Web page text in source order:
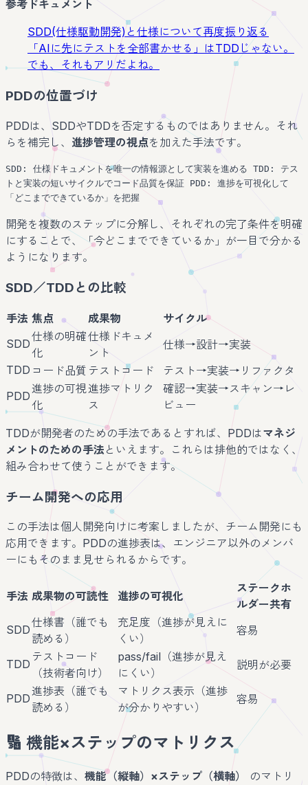
参考ドキュメント
SDD(仕様駆動開発)と仕様について再度振り返る
「AIに先にテストを全部書かせる」はTDDじゃない。
でも、それもアリだよね。
PDDの位置づけ
PDDは、SDDやTDDを否定するものではありません。それ
らを補完し、 進捗管理の視点を加えた手法です。
SDD: 仕様ドキュメントを唯一の情報源として実装を進める TDD: テス
トと実装の短いサイクルでコード品質を保証 PDD: 進捗を可視化して
「どこまでできているか」を把握
開発を複数のステップに分解し、それぞれの完了条件を明確
にすることで、「今どこまでできているか」が一目で分かる
ようになります。
SDD／TDDとの比較
手法 焦点 成果物
サイクル
SDD
仕様の明確
化
仕様ドキュメ
ント
仕様→設計→実装
TDD コード品質 テストコード
テスト→実装→リファクタ
PDD
進捗の可視
化
進捗マトリク
ス
確認→実装→スキャン→レ
ビュー
TDDが開発者のための手法であるとすれば、PDDはマネジ
メントのための手法 といえます。これらは排他的ではなく、
組み合わせて使うことができます。
チーム開発への応用
この手法は個人開発向けに考案しましたが、チーム開発にも
応用できます。PDDの進捗表は、エンジニア以外のメンバ
ーにもそのまま見せられるからです。
手法 成果物の可読性 進捗の可視化
ステークホ
ルダー共有
SDD
仕様書（誰でも
読める）
充足度（進捗が見えに
くい）
容易
TDD
テストコード
（技術者向け）
pass/fail（進捗が見え
にくい）
説明が必要
PDD
進捗表（誰でも
読める）
マトリクス表示（進捗
が分かりやすい）
容易
🔢 機能×ステップのマトリクス
PDDの特徴は、 機能（縦軸）×ステップ（横軸）
のマトリ